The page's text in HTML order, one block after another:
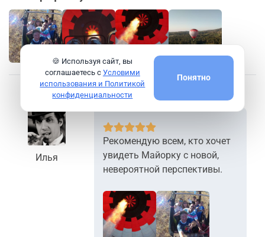
Илья
Рекомендую всем, кто хочет
увидеть Майорку с новой,
невероятной перспективы.
🍪 Используя сайт, вы
соглашаетесь с Условими
использования и Политикой
конфиденциальности
Понятно